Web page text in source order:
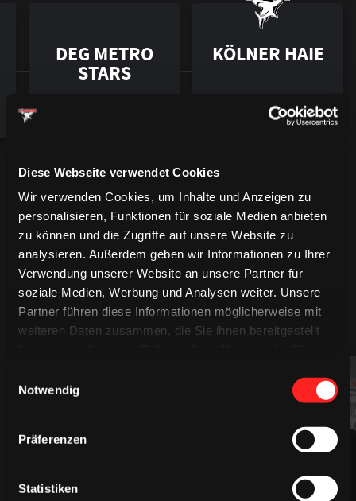
Diese Webseite verwendet Cookies
Wir verwenden Cookies, um Inhalte und Anzeigen zu
personalisieren, Funktionen für soziale Medien anbieten
zu können und die Zugriffe auf unsere Website zu
analysieren. Außerdem geben wir Informationen zu Ihrer
Verwendung unserer Website an unsere Partner für
soziale Medien, Werbung und Analysen weiter. Unsere
Partner führen diese Informationen möglicherweise mit
weiteren Daten zusammen, die Sie ihnen bereitgestellt
Notwendig
Präferenzen
Statistiken
KÖLNER HAIE
2002 – 2003
DEG METRO
STARS
MEHR SPIELER
94